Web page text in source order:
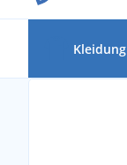
Kleidung